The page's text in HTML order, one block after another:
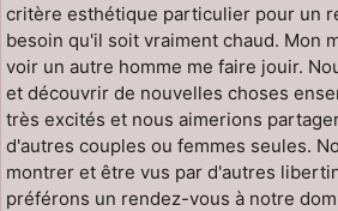
critère esthétique particulier pour un
besoin qu'il soit vraiment chaud. Mon
voir un autre homme me faire jouir.
et découvrir de nouvelles choses
très excités et nous aimerions
d'autres couples ou femmes seules.
montrer et être vus par d'autres
préférons un rendez-vous à notre